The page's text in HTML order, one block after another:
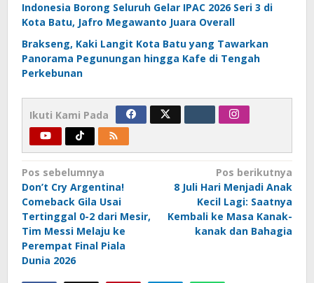
Indonesia Borong Seluruh Gelar IPAC 2026 Seri 3 di
Kota Batu, Jafro Megawanto Juara Overall
Brakseng, Kaki Langit Kota Batu yang Tawarkan
Panorama Pegunungan hingga Kafe di Tengah
Perkebunan
Ikuti Kami Pada
Navigasi
pos
Pos sebelumnya
Don’t Cry Argentina!
Comeback Gila Usai
Tertinggal 0-2 dari Mesir,
Tim Messi Melaju ke
Perempat Final Piala
Dunia 2026
Pos berikutnya
8 Juli Hari Menjadi Anak
Kecil Lagi: Saatnya
Kembali ke Masa Kanak-
kanak dan Bahagia